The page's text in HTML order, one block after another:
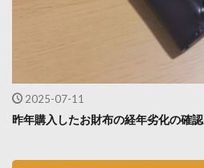
2025-07-11
昨年購入したお財布の経年劣化の確認